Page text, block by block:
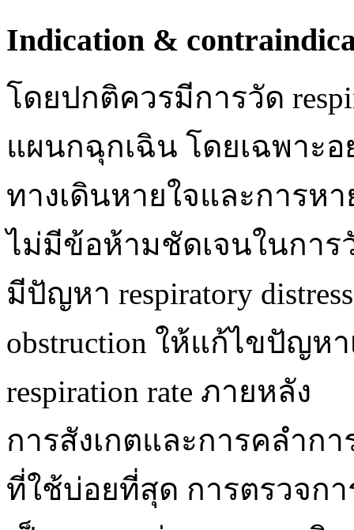
Indication &
โดยปกติควรมีการวัด
แผนกฉุกเฉิน โดยเฉพาะ
ทางเดินหายใจและการหา
ไม่มีข้อห้ามชัดเจนในการ
มีปัญหา respiratory
obstruction ให้แก้ไขปัญ
respiration rate ภายหลัง
การสังเกตและการคลำก
ที่ใช้บ่อยที่สุด การตรวจก